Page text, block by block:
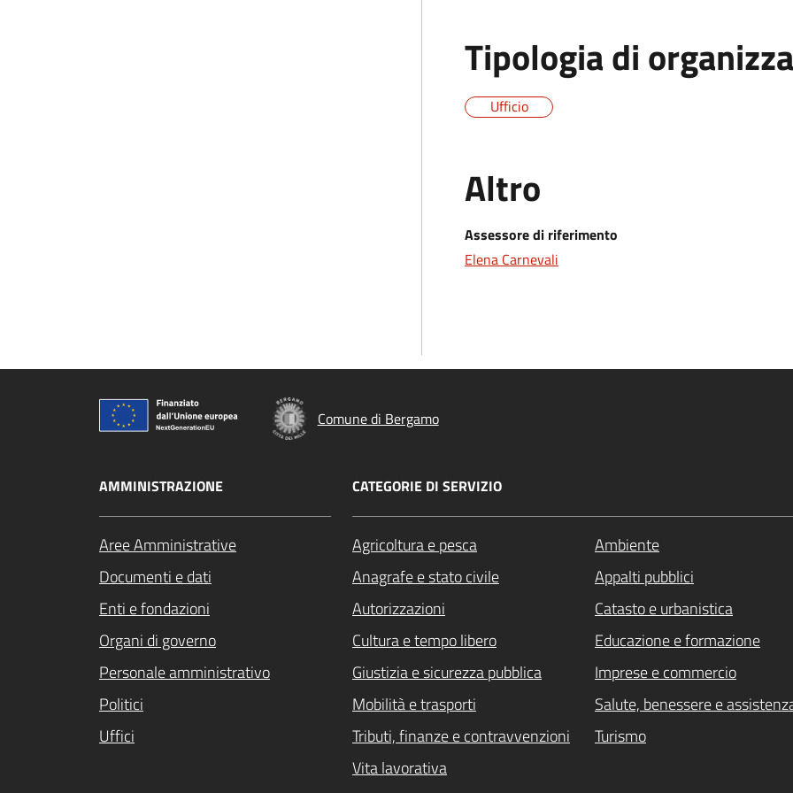
Tipologia di
Ufficio
Altro
Assessore di riferimento
Elena Carnevali
Comune di Bergamo
AMMINISTRAZIONE
Aree Amministrative
Documenti e dati
Enti e fondazioni
Organi di governo
Personale amministrativo
Politici
Uffici
CATEGORIE DI SERVIZIO
Agricoltura e pesca
Ambiente
Anagrafe e stato civile
Appalti pubblici
Autorizzazioni
Catasto e urbanistica
Cultura e tempo libero
Educazione e formazione
Giustizia e sicurezza pubblica
Imprese e commercio
Mobilità e trasporti
Salute, benessere e
Tributi, finanze e contravvenzioni
Turismo
Vita lavorativa